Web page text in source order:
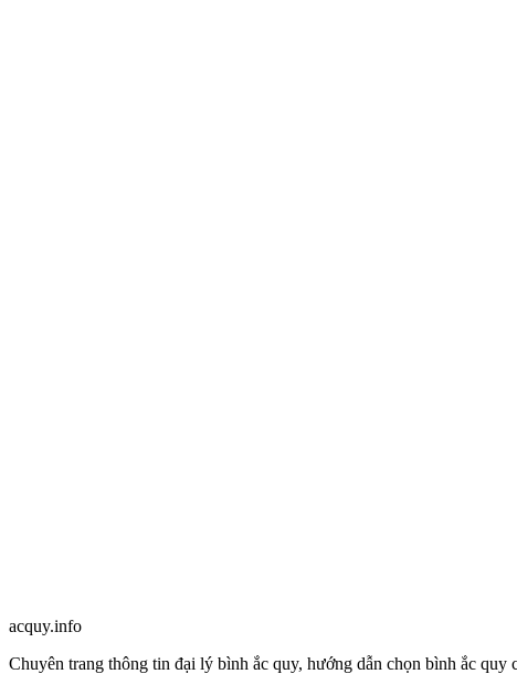
Công thức, cách tính thời gian sử dụng bình ắc quy
acquy.info
Chuyên trang thông tin đại lý bình ắc quy, hướng dẫn chọn bình ắc